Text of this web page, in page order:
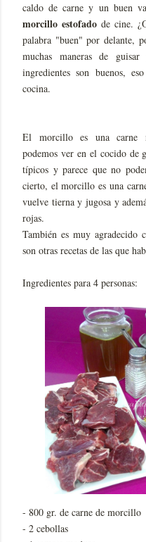
caldo de carne y un buen
morcillo estofadode cine.
palabra "buen" por delante,
muchas maneras de
ingredientes son buenos,
cocina.
El morcillo es una carne
podemos ver en el cocido de
típicos y parece que no
cierto, el morcillo es una
vuelve tierna y jugosa y
rojas.
También es muy agradecido
son otras recetas de las que
Ingredientes para 4 personas:
- 800 gr. de carne de morcillo
- 2 cebollas